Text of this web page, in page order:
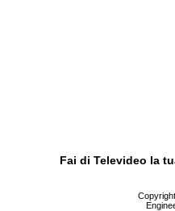
Fai di Televideo la